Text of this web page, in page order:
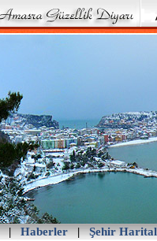
|Haberler |Şehir